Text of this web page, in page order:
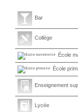
Bar
Collège
École
École
Enseignement
Lycée